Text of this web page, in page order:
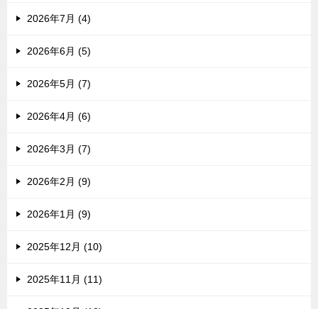
2026年7月 (4)
2026年6月 (5)
2026年5月 (7)
2026年4月 (6)
2026年3月 (7)
2026年2月 (9)
2026年1月 (9)
2025年12月 (10)
2025年11月 (11)